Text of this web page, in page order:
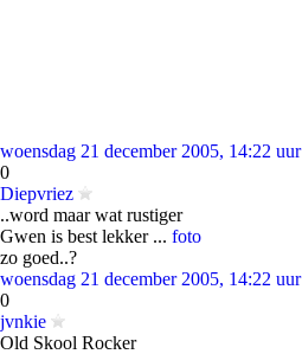
woensdag 21 december 2005, 14:22 uur
0
Diepvriez
..word maar wat rustiger
Gwen is best lekker ... foto
zo goed..?
woensdag 21 december 2005, 14:22 uur
0
jvnkie
Old Skool Rocker